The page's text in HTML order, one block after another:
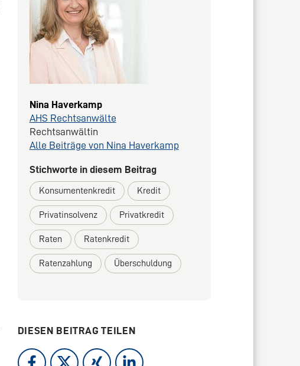
Nina Haverkamp
AHS Rechtsanwälte
Rechtsanwältin
Alle Beiträge von Nina Haverkamp
Stichworte in diesem Beitrag
Konsumentenkredit Kredit
Privatinsolvenz Privatkredit
Raten Ratenkredit
Ratenzahlung Überschuldung
DIESEN BEITRAG TEILEN